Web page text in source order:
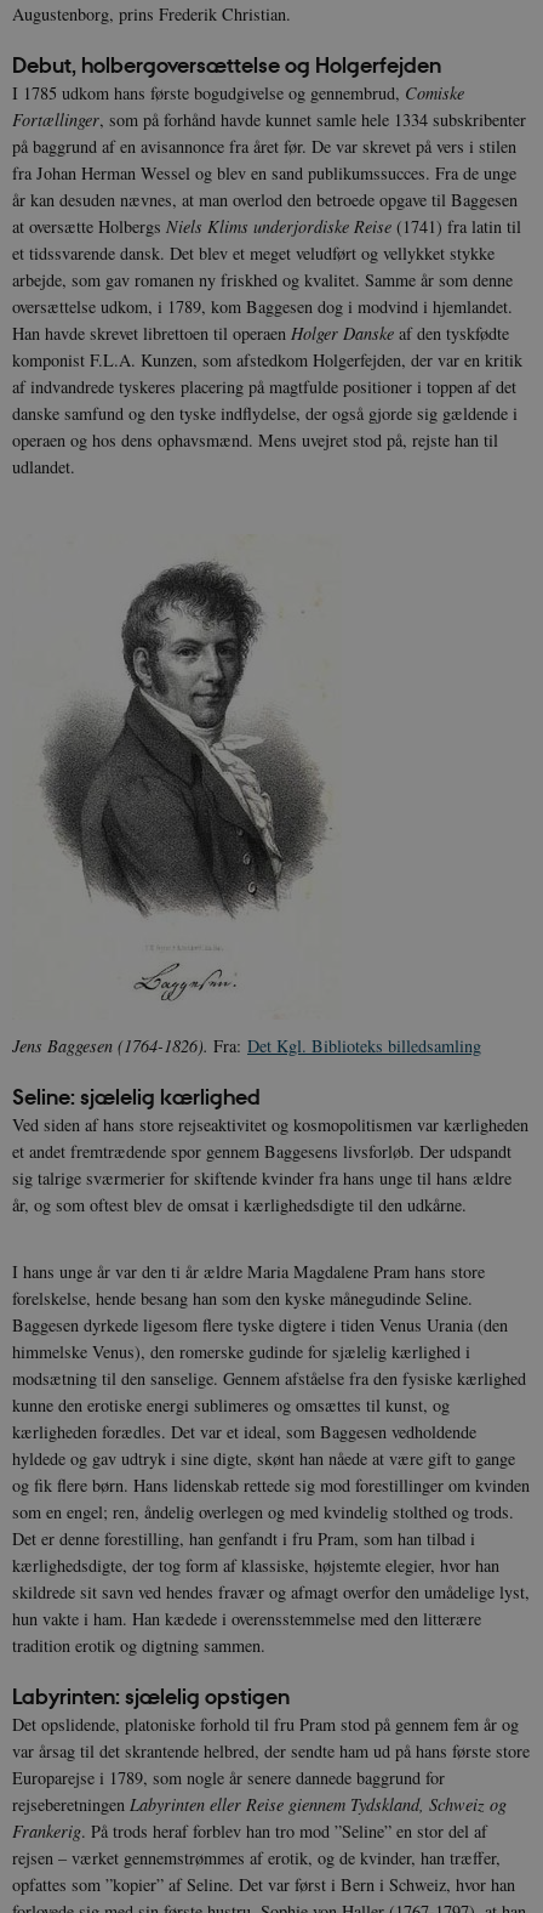
Augustenborg, prins Frederik Christian.
Debut, holbergoversættelse og Holgerfejden
I 1785 udkom hans første bogudgivelse og gennembrud, Comiske
Fortællinger, som på forhånd havde kunnet samle hele 1334 subskribenter
på baggrund af en avisannonce fra året før. De var skrevet på vers i stilen
fra Johan Herman Wessel og blev en sand publikumssucces. Fra de unge
år kan desuden nævnes, at man overlod den betroede opgave til Baggesen
at oversætte Holbergs Niels Klims underjordiske Reise (1741) fra latin til
et tidssvarende dansk. Det blev et meget veludført og vellykket stykke
arbejde, som gav romanen ny friskhed og kvalitet. Samme år som denne
oversættelse udkom, i 1789, kom Baggesen dog i modvind i hjemlandet.
Han havde skrevet librettoen til operaen Holger Danske af den tyskfødte
komponist F.L.A. Kunzen, som afstedkom Holgerfejden, der var en kritik
af indvandrede tyskeres placering på magtfulde positioner i toppen af det
danske samfund og den tyske indflydelse, der også gjorde sig gældende i
operaen og hos dens ophavsmænd. Mens uvejret stod på, rejste han til
udlandet.
Jens Baggesen (1764-1826). Fra: Det Kgl. Biblioteks billedsamling
Seline: sjælelig kærlighed
Ved siden af hans store rejseaktivitet og kosmopolitismen var kærligheden
et andet fremtrædende spor gennem Baggesens livsforløb. Der udspandt
sig talrige sværmerier for skiftende kvinder fra hans unge til hans ældre
år, og som oftest blev de omsat i kærlighedsdigte til den udkårne.
I hans unge år var den ti år ældre Maria Magdalene Pram hans store
forelskelse, hende besang han som den kyske månegudinde Seline.
Baggesen dyrkede ligesom flere tyske digtere i tiden Venus Urania (den
himmelske Venus), den romerske gudinde for sjælelig kærlighed i
modsætning til den sanselige. Gennem afståelse fra den fysiske kærlighed
kunne den erotiske energi sublimeres og omsættes til kunst, og
kærligheden forædles. Det var et ideal, som Baggesen vedholdende
hyldede og gav udtryk i sine digte, skønt han nåede at være gift to gange
og fik flere børn. Hans lidenskab rettede sig mod forestillinger om kvinden
som en engel; ren, åndelig overlegen og med kvindelig stolthed og trods.
Det er denne forestilling, han genfandt i fru Pram, som han tilbad i
kærlighedsdigte, der tog form af klassiske, højstemte elegier, hvor han
skildrede sit savn ved hendes fravær og afmagt overfor den umådelige lyst,
hun vakte i ham. Han kædede i overensstemmelse med den litterære
tradition erotik og digtning sammen.
Labyrinten: sjælelig opstigen
Det opslidende, platoniske forhold til fru Pram stod på gennem fem år og
var årsag til det skrantende helbred, der sendte ham ud på hans første store
Europarejse i 1789, som nogle år senere dannede baggrund for
rejseberetningen Labyrinten eller Reise giennem Tydskland, Schweiz og
Frankerig. På trods heraf forblev han tro mod ”Seline” en stor del af
rejsen – værket gennemstrømmes af erotik, og de kvinder, han træffer,
opfattes som ”kopier” af Seline. Det var først i Bern i Schweiz, hvor han